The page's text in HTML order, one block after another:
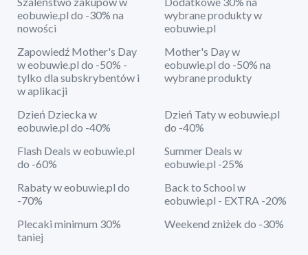
eobuwie.pl do -30% na
nowości
wybrane produkty w
eobuwie.pl
Zapowiedź Mother's Day
w eobuwie.pl do -50% -
tylko dla subskrybentów i
w aplikacji
Mother's Day w
eobuwie.pl do -50% na
wybrane produkty
Dzień Dziecka w
eobuwie.pl do -40%
Dzień Taty w eobuwie.pl
do -40%
Flash Deals w eobuwie.pl
do -60%
Summer Deals w
eobuwie.pl -25%
Rabaty w eobuwie.pl do
-70%
Back to School w
eobuwie.pl - EXTRA -20%
Plecaki minimum 30%
taniej
Weekend zniżek do -30%